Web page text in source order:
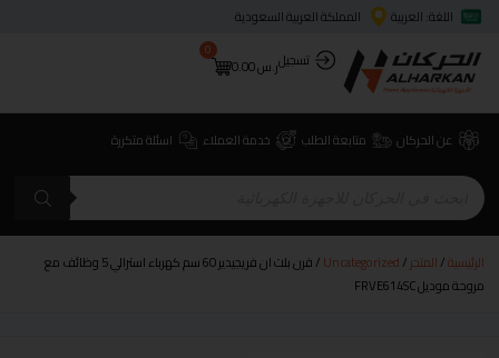
اللغة: العربية
المملكة العربية السعودية
تسجيلر.س0.00
0
عن الحركان متابعة الطلب خدمة العملاء اسئلة متكررة
الرئيسية/المتجر/
Uncategorized
/ فرن بلت ان فريجيدير 60 سم كهرباء استرالي 5 وظائف مع
مروحة موديل FRVE614SC